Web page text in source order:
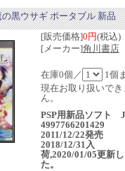
黒ウサギ ポータブル 新品
[販売価格]0円(税込)
[メーカー]角川書店
在庫0個／
1個
現在お取り扱いでき
ん。
PSP用新品ソフト
4997766201429
2011/12/22発売
2018/12/31入
荷,2020/01/05更新
た。